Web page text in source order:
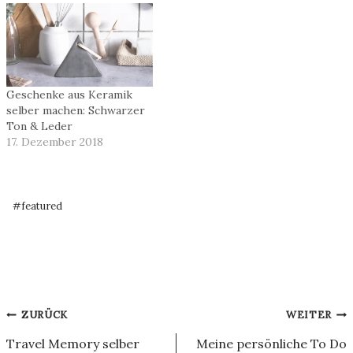
Geschenke aus Keramik
selber machen: Schwarzer
Ton & Leder
17. Dezember 2018
Schlagworte:
#featured
Beitragsnavigation
ZURÜCK
Travel Memory selber
WEITER
Meine persönliche To Do